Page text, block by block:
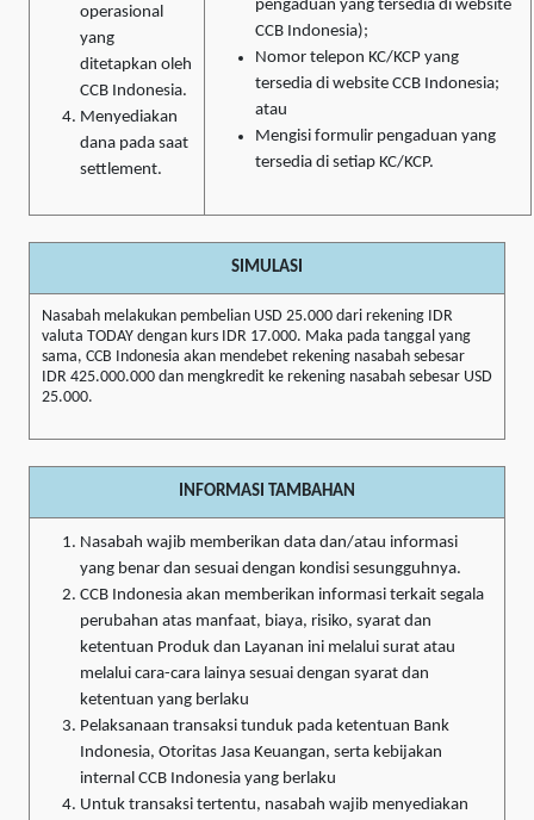
operasional
yang
ditetapkan oleh
CCB Indonesia.
Menyediakan
dana pada saat
settlement.
pengaduan yang tersedia di website
CCB Indonesia);
Nomor telepon KC/KCP yang
tersedia di website CCB Indonesia;
atau
Mengisi formulir pengaduan yang
tersedia di setiap KC/KCP.
SIMULASI
Nasabah melakukan pembelian USD 25.000 dari rekening IDR
valuta TODAY dengan kurs IDR 17.000. Maka pada tanggal yang
sama, CCB Indonesia akan mendebet rekening nasabah sebesar
IDR 425.000.000 dan mengkredit ke rekening nasabah sebesar USD
25.000.
INFORMASI TAMBAHAN
Nasabah wajib memberikan data dan/atau informasi
yang benar dan sesuai dengan kondisi sesungguhnya.
CCB Indonesia akan memberikan informasi terkait segala
perubahan atas manfaat, biaya, risiko, syarat dan
ketentuan Produk dan Layanan ini melalui surat atau
melalui cara-cara lainya sesuai dengan syarat dan
ketentuan yang berlaku
Pelaksanaan transaksi tunduk pada ketentuan Bank
Indonesia, Otoritas Jasa Keuangan, serta kebijakan
internal CCB Indonesia yang berlaku
Untuk transaksi tertentu, nasabah wajib menyediakan